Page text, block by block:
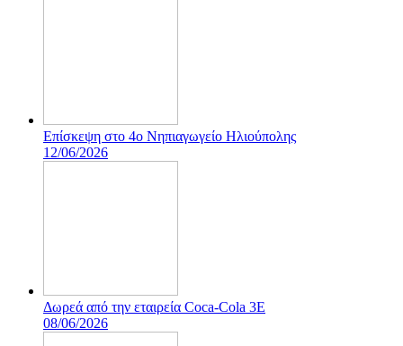
Επίσκεψη στο 4ο Νηπιαγωγείο Ηλιούπολης
12/06/2026
Δωρεά από την εταιρεία Coca-Cola 3E
08/06/2026